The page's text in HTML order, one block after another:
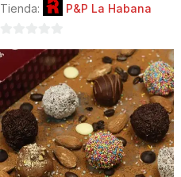
Tienda:
P&P La Habana
5